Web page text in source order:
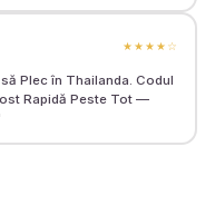
★★★★ ☆
Plec în Thailanda. Codul
Rapidă Peste Tot —